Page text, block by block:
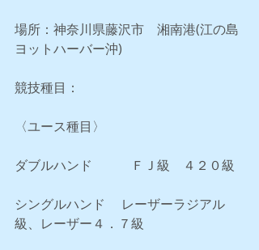
場所：神奈川県藤沢市　湘南港(江の島
ヨットハーバー沖)
競技種目：
〈ユース種目〉
ダブルハンド　　　ＦＪ級　４２０級
シングルハンド　 レーザーラジアル
級、レーザー４．７級